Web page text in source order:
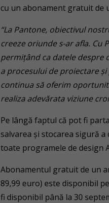
cu un abonament gratuit de
“La Pantone, obiectivul
creeze oriunde s-ar afla. Cu
permițând ca datele despre
a procesului de proiectare
continua să oferim
realiza adevărata viziune
Pe lângă faptul că pot fi
salvarea și stocarea sigură
toate programele de design
Abonamentul gratuit de un
89,99 euro) este disponibil
fi disponibil până la 30